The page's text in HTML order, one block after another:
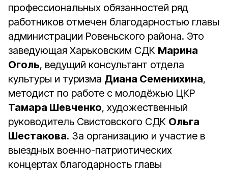
профессиональных обязанностей ряд
работников отмечен благодарностью главы
администрации Ровеньского района. Это
заведующая Харьковским СДК Марина
Оголь, ведущий консультант отдела
культуры и туризма Диана Семенихина,
методист по работе с молодёжью ЦКР
Тамара Шевченко, художественный
руководитель Свистовского СДК Ольга
Шестакова. За организацию и участие в
выездных военно-патриотических
концертах благодарность главы